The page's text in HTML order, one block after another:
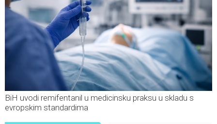
BiH uvodi remifentanil u medicinsku praksu u skladu s
evropskim standardima